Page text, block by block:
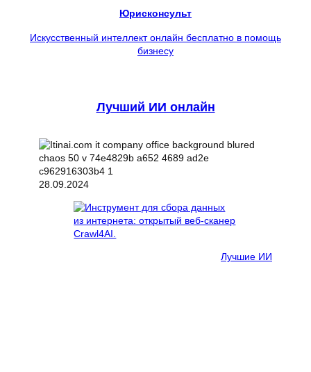
Юрисконсульт
Искусственный интеллект онлайн бесплатно в помощь
бизнесу
Лучший ИИ онлайн
28.09.2024
Лучшие ИИ